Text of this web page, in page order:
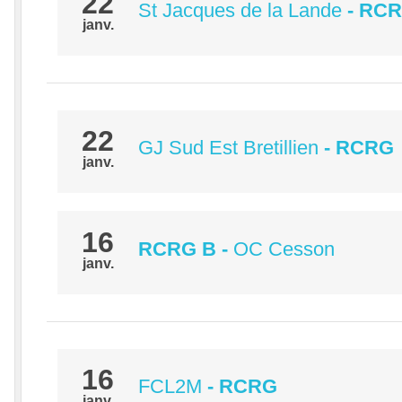
janv.
St Jacques de la Lande -
22
janv.
GJ Sud Est Bretillien - RCRG
16
janv.
RCRG B - OC Cesson
16 FCL2M - RCRG